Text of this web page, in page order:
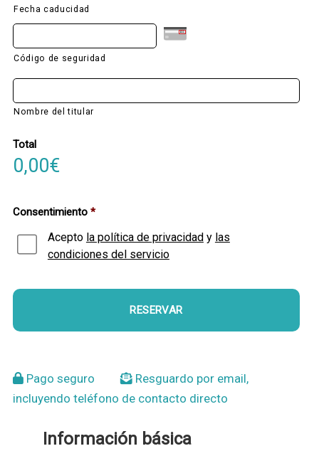
Fecha caducidad
Código de seguridad
Nombre del titular
Total
0,00€
Consentimiento *
Acepto la política de privacidad y las
condiciones del servicio
Pago seguro
Resguardo por email,
incluyendo teléfono de contacto directo
Información básica